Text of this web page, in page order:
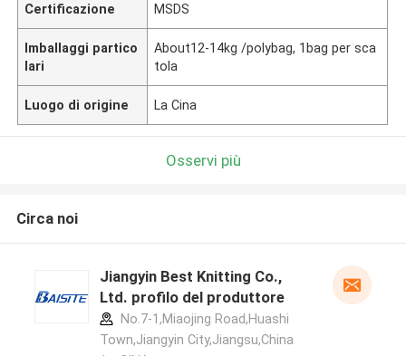
Certificazione MSDS
Imballaggi partico
lari
About12-14kg /polybag, 1bag per sca
tola
Luogo di origine La Cina
Osservi più
Circa noi
Jiangyin Best Knitting Co.,
Ltd. profilo del produttore
No.7-1,Miaojing Road,Huashi
Town,Jiangyin City,Jiangsu,China